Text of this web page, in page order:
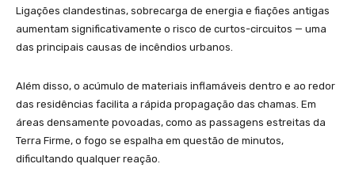
Ligações clandestinas, sobrecarga de energia e fiações antigas
aumentam significativamente o risco de curtos-circuitos — uma
das principais causas de incêndios urbanos.
Além disso, o acúmulo de materiais inflamáveis dentro e ao redor
das residências facilita a rápida propagação das chamas. Em
áreas densamente povoadas, como as passagens estreitas da
Terra Firme, o fogo se espalha em questão de minutos,
dificultando qualquer reação.